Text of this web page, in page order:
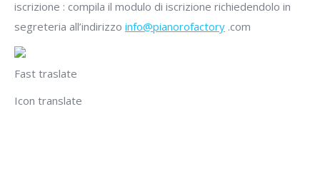
iscrizione : compila il modulo di iscrizione richiedendolo in
segreteria all’indirizzo info@pianorofactory .com
Fast traslate
Icon translate